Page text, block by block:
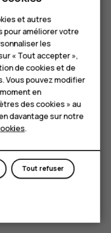
automatiquement une fois
à Internet.
d'application à partir
Android™
un Android sur lequel les
Google sont activées, vous
d'application et mots
>Système>Sauvegarde
sur Google Drive
et autres
pour améliorer votre
les
« Tout accepter »,
de cookies et de
Vous pouvez modifier
en
des cookies » au
davantage sur notre
.
Tout refuser